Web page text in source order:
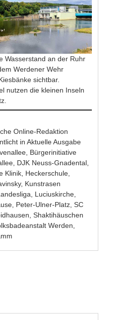
Wasserstand an der Ruhr
Werdener Wehr
sichtbar.
nutzen die kleinen Inseln
Online-Redaktion
inAktuelle Ausgabe
Bürgerinitiative
DJK Neuss-Gnadental
Klinik Heckerschule
, Kunstrasen
Luciuskirche
Peter-Ulner-Platz ,SC
,Shaktihäuschen
Werden